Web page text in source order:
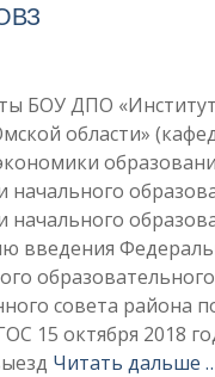
БОУ ДПО
области»
начального
начального
введения
совета района
15 октября 2018
Читать дальше